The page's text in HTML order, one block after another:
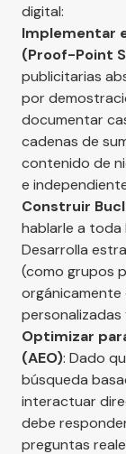
digital:
Implementar
(Proof-Point
publicitarias
por
documentar
cadenas de
contenido de
e
Construir
hablarle a toda
Desarrolla
(como grupos
orgánicamente
personalizadas
Optimizar
(AEO): Dado
búsqueda
interactuar
debe
preguntas